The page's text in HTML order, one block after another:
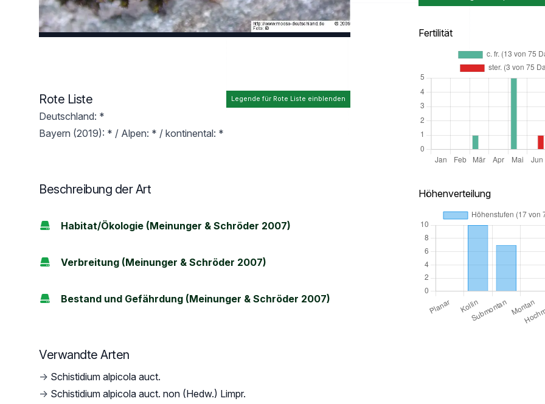
Fertilität
Höhenverteilung
Legende für Rote Liste einblenden
Rote Liste
Deutschland: *
Bayern (2019): * / Alpen: * / kontinental: *
Beschreibung der Art
Habitat/Ökologie (Meinunger & Schröder 2007)
Verbreitung (Meinunger & Schröder 2007)
Bestand und Gefährdung (Meinunger & Schröder 2007)
Verwandte Arten
→ Schistidium alpicola auct.
→ Schistidium alpicola auct. non (Hedw.) Limpr.